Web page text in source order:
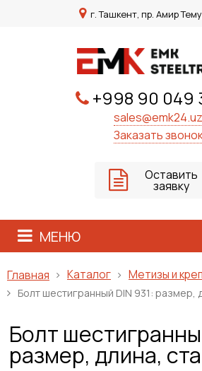
г. Ташкент, пр. Амир
+998 90 049
sales@emk24.uz
Заказать
Оставить
заявку
МЕНЮ
Главная Каталог Метизы и
Болт шестигранный DIN 931: размер,
Болт
размер, длина,